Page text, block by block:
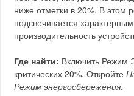
ниже отметки в 20%. В этом
подсвечивается
производительность
Где найти: Включить Режим
критических 20%. Откройте
Режим энергосбережения.